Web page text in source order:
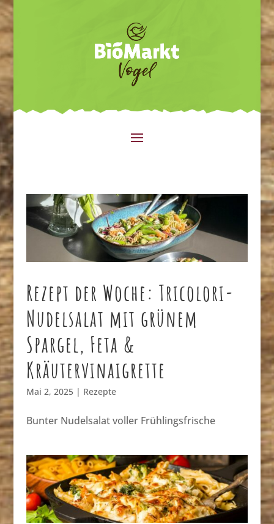
Rezept der Woche: Tricolori-
Nudelsalat mit grünem
Spargel, Feta &
Kräutervinaigrette
Mai 2, 2025| Rezepte
Bunter Nudelsalat voller Frühlingsfrische